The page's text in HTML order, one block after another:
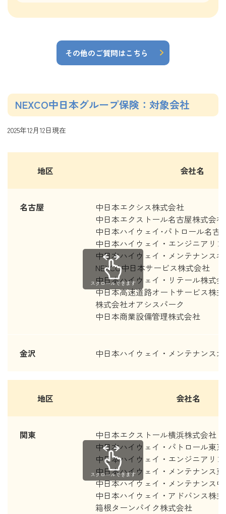
その他のご質問はこちら
NEXCO中日本グループ保険：対象会社
2025年12月12日現在
地区 会社名
名古屋
中日本エクシス株式会社
中日本エクストール名古屋株式会社
中日本ハイウェイ･パトロール名古
中日本ハイウェイ・エンジニアリ
中日本ハイウェイ・メンテナンス
NEXCO中日本サービス株式会社
中日本ハイウェイ・リテール株式
中日本高速道路オートサービス株
株式会社オアシスパーク
中日本商業設備管理株式会社
金沢 中日本ハイウェイ・メンテナンス
スクロールできます
地区 会社名
関東
中日本エクストール横浜株式会社
中日本ハイウェイ・パトロール東
中日本ハイウェイ・エンジニアリ
中日本ハイウェイ・メンテナンス
中日本ハイウェイ・メンテナンス
中日本ハイウェイ・アドバンス株
箱根ターンパイク株式会社
スクロールできます